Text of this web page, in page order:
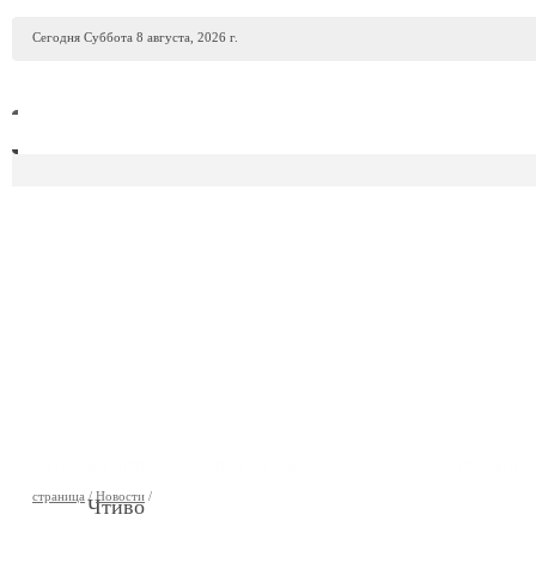
Сегодня Суббота 8 августа, 2026 г.
страница / Новости /
Чтиво